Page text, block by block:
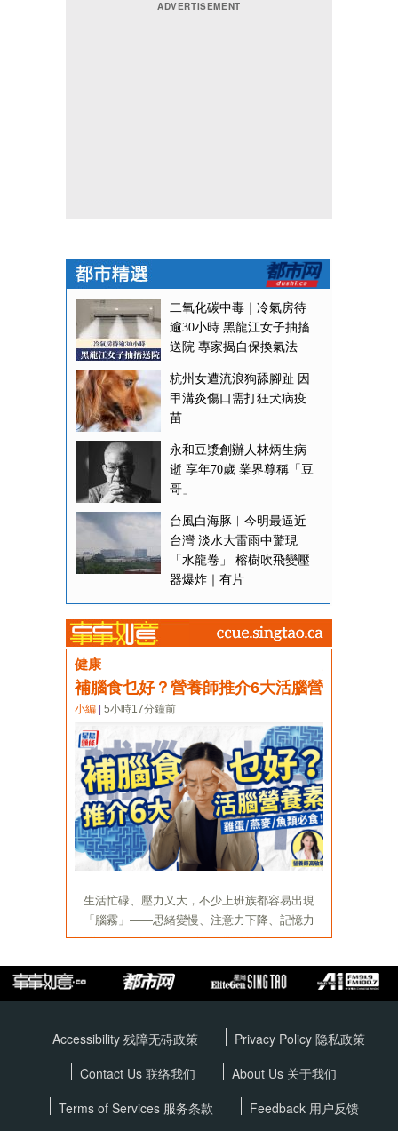
Accessibility 残障无碍政策 Privacy Policy 隐私政策
Contact Us 联络我们
About Us 关于我们
Terms of Services 服务条款 Feedback 用户反馈